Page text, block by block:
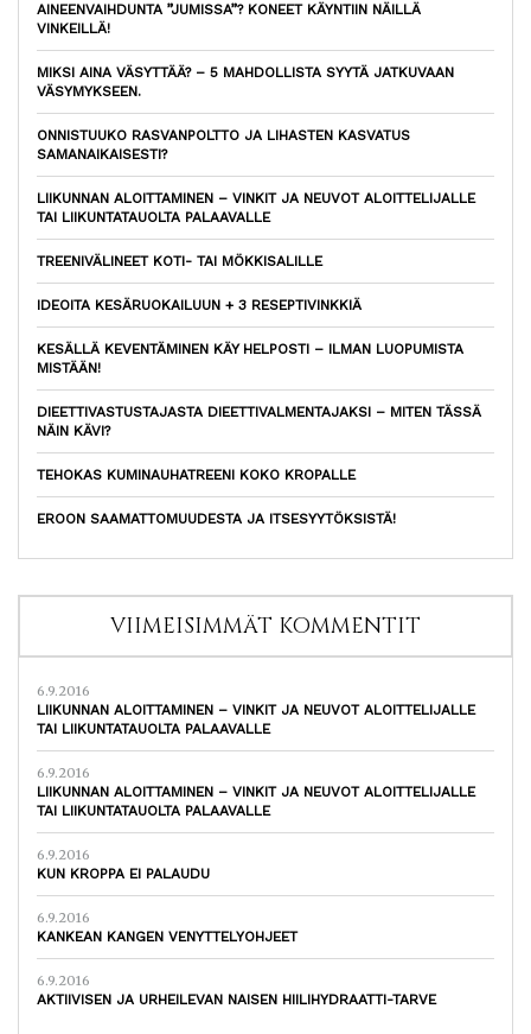
AINEENVAIHDUNTA ”JUMISSA”? KONEET KÄYNTIIN NÄILLÄ
VINKEILLÄ!
MIKSI AINA VÄSYTTÄÄ? – 5 MAHDOLLISTA SYYTÄ JATKUVAAN
VÄSYMYKSEEN.
ONNISTUUKO RASVANPOLTTO JA LIHASTEN KASVATUS
SAMANAIKAISESTI?
LIIKUNNAN ALOITTAMINEN – VINKIT JA NEUVOT ALOITTELIJALLE
TAI LIIKUNTATAUOLTA PALAAVALLE
TREENIVÄLINEET KOTI- TAI MÖKKISALILLE
IDEOITA KESÄRUOKAILUUN + 3 RESEPTIVINKKIÄ
KESÄLLÄ KEVENTÄMINEN KÄY HELPOSTI – ILMAN LUOPUMISTA
MISTÄÄN!
DIEETTIVASTUSTAJASTA DIEETTIVALMENTAJAKSI – MITEN TÄSSÄ
NÄIN KÄVI?
TEHOKAS KUMINAUHATREENI KOKO KROPALLE
EROON SAAMATTOMUUDESTA JA ITSESYYTÖKSISTÄ!
VIIMEISIMMÄT KOMMENTIT
6.9.2016
LIIKUNNAN ALOITTAMINEN – VINKIT JA NEUVOT ALOITTELIJALLE
TAI LIIKUNTATAUOLTA PALAAVALLE
6.9.2016
LIIKUNNAN ALOITTAMINEN – VINKIT JA NEUVOT ALOITTELIJALLE
TAI LIIKUNTATAUOLTA PALAAVALLE
6.9.2016
KUN KROPPA EI PALAUDU
6.9.2016
KANKEAN KANGEN VENYTTELYOHJEET
6.9.2016
AKTIIVISEN JA URHEILEVAN NAISEN HIILIHYDRAATTI-TARVE